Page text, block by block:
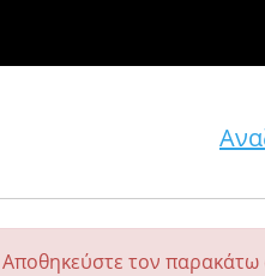
Αποθηκεύστε τον